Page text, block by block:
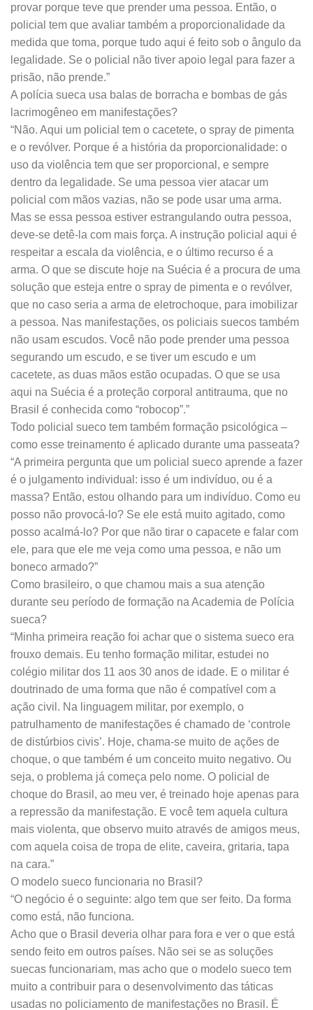
provar porque teve que prender uma pessoa. Então, o
policial tem que avaliar também a proporcionalidade da
medida que toma, porque tudo aqui é feito sob o ângulo da
legalidade. Se o policial não tiver apoio legal para fazer a
prisão, não prende.”
A polícia sueca usa balas de borracha e bombas de gás
lacrimogêneo em manifestações?
“Não. Aqui um policial tem o cacetete, o spray de pimenta
e o revólver. Porque é a história da proporcionalidade: o
uso da violência tem que ser proporcional, e sempre
dentro da legalidade. Se uma pessoa vier atacar um
policial com mãos vazias, não se pode usar uma arma.
Mas se essa pessoa estiver estrangulando outra pessoa,
deve-se detê-la com mais força. A instrução policial aqui é
respeitar a escala da violência, e o último recurso é a
arma. O que se discute hoje na Suécia é a procura de uma
solução que esteja entre o spray de pimenta e o revólver,
que no caso seria a arma de eletrochoque, para imobilizar
a pessoa. Nas manifestações, os policiais suecos também
não usam escudos. Você não pode prender uma pessoa
segurando um escudo, e se tiver um escudo e um
cacetete, as duas mãos estão ocupadas. O que se usa
aqui na Suécia é a proteção corporal antitrauma, que no
Brasil é conhecida como “robocop”.”
Todo policial sueco tem também formação psicológica –
como esse treinamento é aplicado durante uma passeata?
“A primeira pergunta que um policial sueco aprende a fazer
é o julgamento individual: isso é um indivíduo, ou é a
massa? Então, estou olhando para um indivíduo. Como eu
posso não provocá-lo? Se ele está muito agitado, como
posso acalmá-lo? Por que não tirar o capacete e falar com
ele, para que ele me veja como uma pessoa, e não um
boneco armado?”
Como brasileiro, o que chamou mais a sua atenção
durante seu período de formação na Academia de Polícia
sueca?
“Minha primeira reação foi achar que o sistema sueco era
frouxo demais. Eu tenho formação militar, estudei no
colégio militar dos 11 aos 30 anos de idade. E o militar é
doutrinado de uma forma que não é compatível com a
ação civil. Na linguagem militar, por exemplo, o
patrulhamento de manifestações é chamado de ‘controle
de distúrbios civis’. Hoje, chama-se muito de ações de
choque, o que também é um conceito muito negativo. Ou
seja, o problema já começa pelo nome. O policial de
choque do Brasil, ao meu ver, é treinado hoje apenas para
a repressão da manifestação. E você tem aquela cultura
mais violenta, que observo muito através de amigos meus,
com aquela coisa de tropa de elite, caveira, gritaria, tapa
na cara.”
O modelo sueco funcionaria no Brasil?
“O negócio é o seguinte: algo tem que ser feito. Da forma
como está, não funciona.
Acho que o Brasil deveria olhar para fora e ver o que está
sendo feito em outros países. Não sei se as soluções
suecas funcionariam, mas acho que o modelo sueco tem
muito a contribuir para o desenvolvimento das táticas
usadas no policiamento de manifestações no Brasil. É